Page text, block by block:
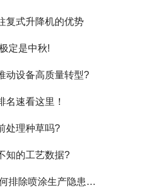
复式升降机的优势
定是中秋!
动设备高质量转型?
名速看这里！
处理种草吗?
知的工艺数据?
喷涂生产隐患问题?